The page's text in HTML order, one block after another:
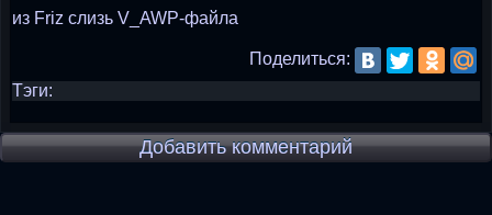
из Friz слизь V_AWP-файла
Поделиться:
Тэги:
Добавить комментарий